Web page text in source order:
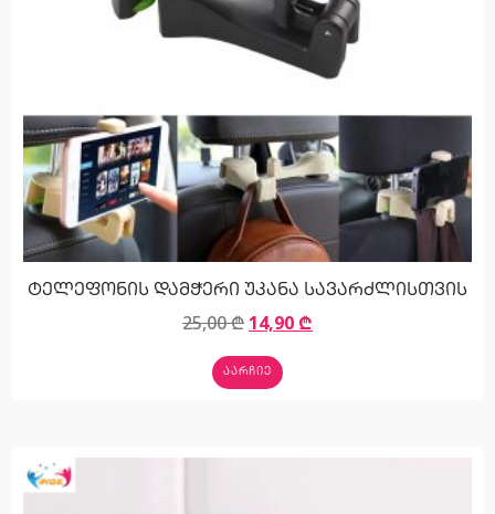
ტელეფონის დამჭერი უკანა სავარძლისთვის
25,00₾ 14,90 ₾
ᲐᲐᲠᲩᲘᲔ